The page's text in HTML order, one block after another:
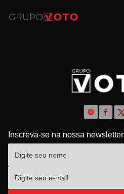
Inscreva-se na nossa newsletter